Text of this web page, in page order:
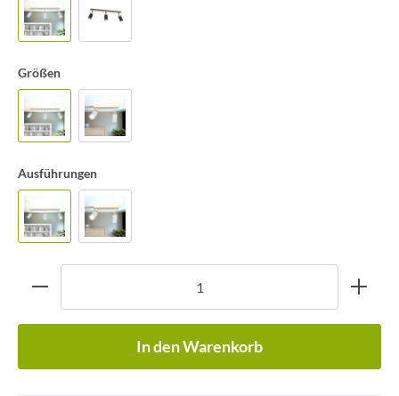
Größen
Ausführungen
In den Warenkorb